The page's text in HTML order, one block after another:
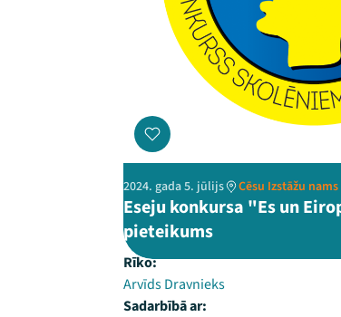
2024. gada 5. jūlijs Cēsu Izstāžu nams
Eseju konkursa "Es un
pieteikums
Rīko:
Arvīds Dravnieks
Sadarbībā ar: